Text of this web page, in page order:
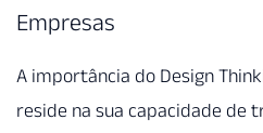
Empresas
A importância do Design
reside na sua capacidade de